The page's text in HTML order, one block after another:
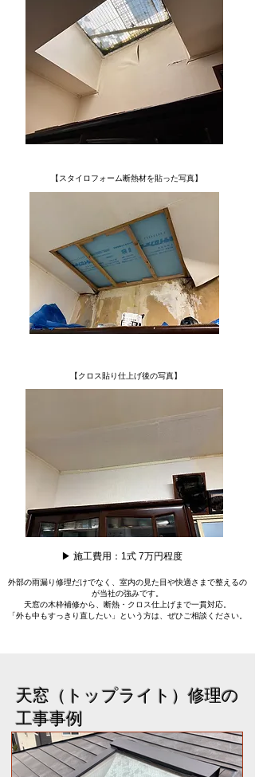
【スタイロフォーム断熱材を貼った写真】
【クロス貼り仕上げ後の写真】
▶ 施工費用：1式 7万円程度
外部の雨漏り修理だけでなく、室内の見た目や快適さまで整えるの
が当社の強みです。
天窓の木枠補修から、断熱・クロス仕上げまで一貫対応。
「外も中もすっきり直したい」という方は、ぜひご相談ください。
天窓（トップライト）修理の
工事事例